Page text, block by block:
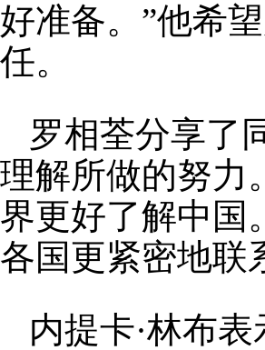
好准备。”他希
任。
罗相荃分享了
理解所做的努力
界更好了解中国
各国更紧密地联
内提卡·林布